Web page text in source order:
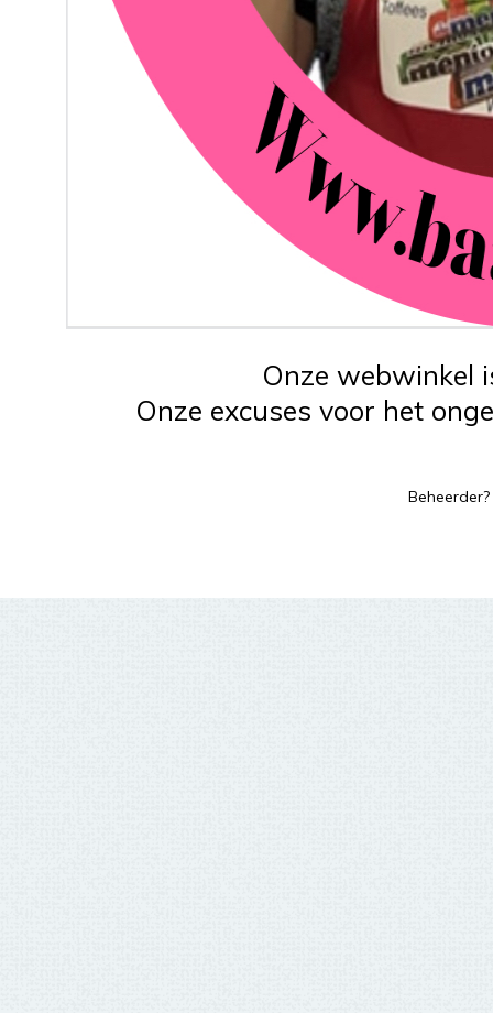
Onze webwinkel
Onze excuses voor het
Beheerder?